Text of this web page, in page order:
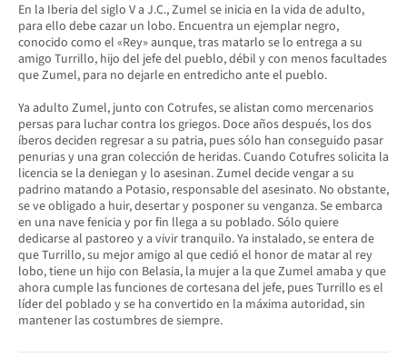
En la Iberia del siglo V a J.C., Zumel se inicia en la vida de adulto,
para ello debe cazar un lobo. Encuentra un ejemplar negro,
conocido como el «Rey» aunque, tras matarlo se lo entrega a su
amigo Turrillo, hijo del jefe del pueblo, débil y con menos facultades
que Zumel, para no dejarle en entredicho ante el pueblo.
Ya adulto Zumel, junto con Cotrufes, se alistan como mercenarios
persas para luchar contra los griegos. Doce años después, los dos
íberos deciden regresar a su patria, pues sólo han conseguido pasar
penurias y una gran colección de heridas. Cuando Cotufres solicita la
licencia se la deniegan y lo asesinan. Zumel decide vengar a su
padrino matando a Potasio, responsable del asesinato. No obstante,
se ve obligado a huir, desertar y posponer su venganza. Se embarca
en una nave fenicia y por fin llega a su poblado. Sólo quiere
dedicarse al pastoreo y a vivir tranquilo. Ya instalado, se entera de
que Turrillo, su mejor amigo al que cedió el honor de matar al rey
lobo, tiene un hijo con Belasia, la mujer a la que Zumel amaba y que
ahora cumple las funciones de cortesana del jefe, pues Turrillo es el
líder del poblado y se ha convertido en la máxima autoridad, sin
mantener las costumbres de siempre.